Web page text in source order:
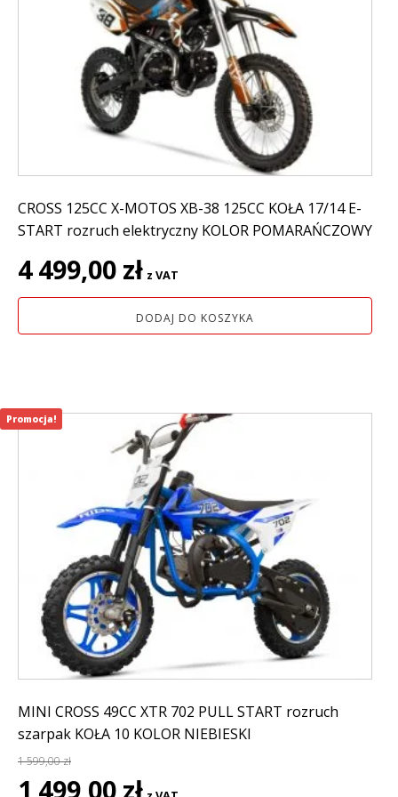
CROSS 125CC X-MOTOS XB-38 125CC KOŁA 17/14 E-
START rozruch elektryczny KOLOR POMARAŃCZOWY
4 499,00 zł z VAT
DODAJ DO KOSZYKA
MINI CROSS 49CC XTR 702 PULL START rozruch
szarpak KOŁA 10 KOLOR NIEBIESKI
1 599,00zł
Pierwotna
1 499,00 zł
Promocja!